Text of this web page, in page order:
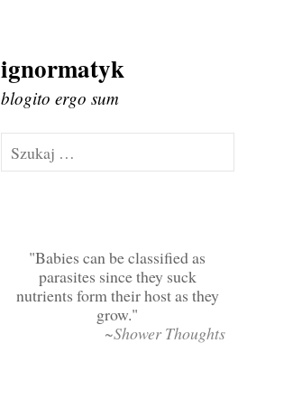
Skip
to
content
ignormatyk
blogito ergo sum
Szukaj:
Babies can be classified as
parasites since they suck
nutrients form their host as they
grow.
~Shower Thoughts